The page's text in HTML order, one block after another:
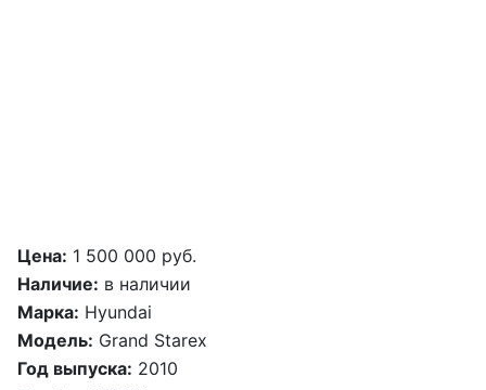
Цена: 1 500 000 руб.
Наличие: в наличии
Марка: Hyundai
Модель: Grand Starex
Год выпуска: 2010